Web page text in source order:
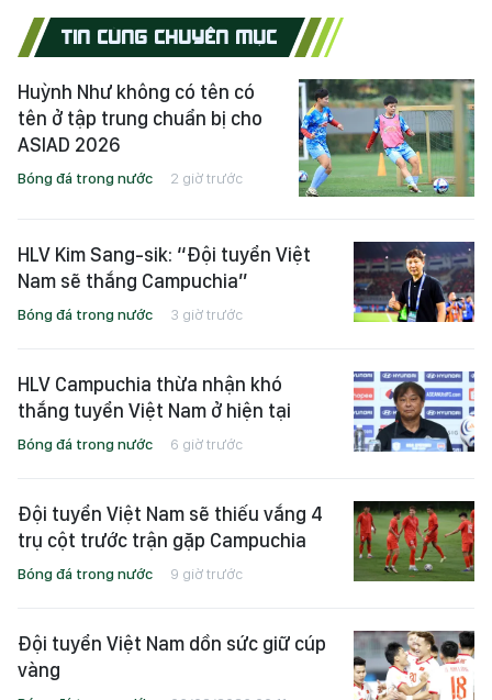
TIN CÙNG CHUYÊN MỤC
Huỳnh Như không có tên có
tên ở tập trung chuẩn bị cho
ASIAD 2026
Bóng đá trong nước 2 giờ trước
HLV Kim Sang-sik: “Đội tuyển Việt
Nam sẽ thắng Campuchia”
Bóng đá trong nước 3 giờ trước
HLV Campuchia thừa nhận khó
thắng tuyển Việt Nam ở hiện tại
Bóng đá trong nước 6 giờ trước
Đội tuyển Việt Nam sẽ thiếu vắng 4
trụ cột trước trận gặp Campuchia
Bóng đá trong nước 9 giờ trước
Đội tuyển Việt Nam dồn sức giữ cúp
vàng